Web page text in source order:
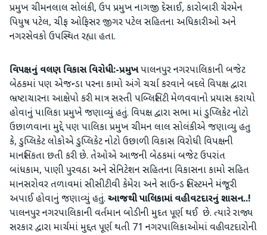
પ્રમુખ ચીમનલાલ સોલંકી, ઉપ પ્રમુખ નાગજી દેસાઈ, કારોબારી ચેરમેન
પિયુષ પટેલ, ચીફ ઓફિસર જીગર પટેલ સહિતના અધિકારીઓ અને
નગરસેવકો ઉપસ્થિત રહ્યા હતા.
વિપક્ષનું વલણ વિકાસ વિરોધી:-પ્રમુખપાલનપુર નગરપાલિકાની બજેટ
બેઠકમાં પણ એજન્ડા પરના કામો અંગે ચર્ચા કરવાને બદલે વિપક્ષ દ્વારા
ભ્રષ્ટાચારના આક્ષેપો કરી માત્ર સસ્તી પબ્લિસિટી મેળવવાનો પ્રયાસ કરાયો
હોવાનું પાલિકા પ્રમુખે જણાવ્યું હતું. વિપક્ષ દ્વારા સભા માં ડુપ્લિકેટ નોટો
ઉછાળવાના મુદ્દે પણ પાલિકા પ્રમુખ ચીમન લાલ સોલંકીએ જણાવ્યુ હતુ
કે, ડુપ્લિકેટ લોકોએ ડુપ્લિકેટ નોટો ઉછાળી વિકાસ વિરોધી વિપક્ષની
માનસિકતા છતી કરી છે. તેઓએ આજની બેઠકમાં બજેટ ઉપરાંત
બાંધકામ, પાણી પુરવઠા અને સેનિટેશન સહિતના વિકાસના કામો સહિત
માનસરોવર તળાવમાં સીસીટીવી કેમેરા અને સાઉન્ડ સિસ્ટમને મંજૂરી
અપાઈ હોવાનું જણાવ્યું હતું. આજથી પાલિકામાં વહીવટદારનું શાસન..!
પાલનપુર નગરપાલિકાની વર્તમાન બોડીની મુદત પૂર્ણ થઈ છે. ત્યારે રાજ્ય
સરકાર દ્વારા માર્ચમાં મુદ્દત પૂર્ણ થતી 71 નગરપાલિકાઓમાં વહીવટદારોની